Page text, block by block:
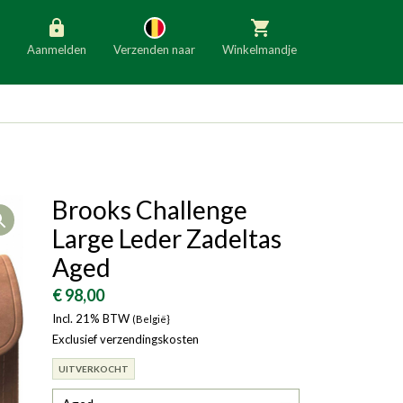
Aanmelden Verzenden naar
Slovenië Italië
Denemarken
Bulgarije
Winkelmandje
Open
Brooks Challenge
Large Leder Zadeltas
Aged
€ 98,00
Incl. 21% BTW (België}
Exclusief verzendingskosten
UITVERKOCHT